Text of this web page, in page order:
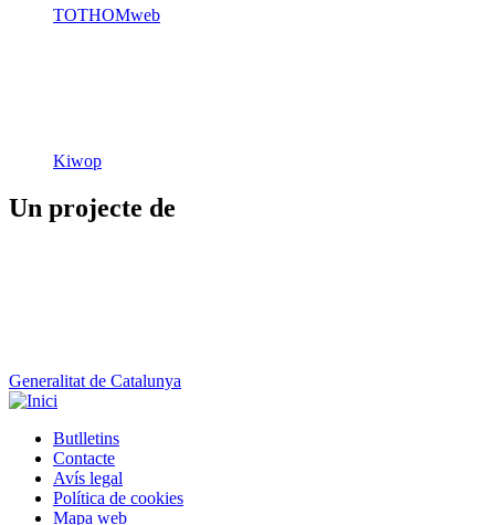
TOTHOMweb
Kiwop
Un projecte de
Generalitat de Catalunya
Peu
Butlletins
Contacte
Avís legal
Política de cookies
Mapa web